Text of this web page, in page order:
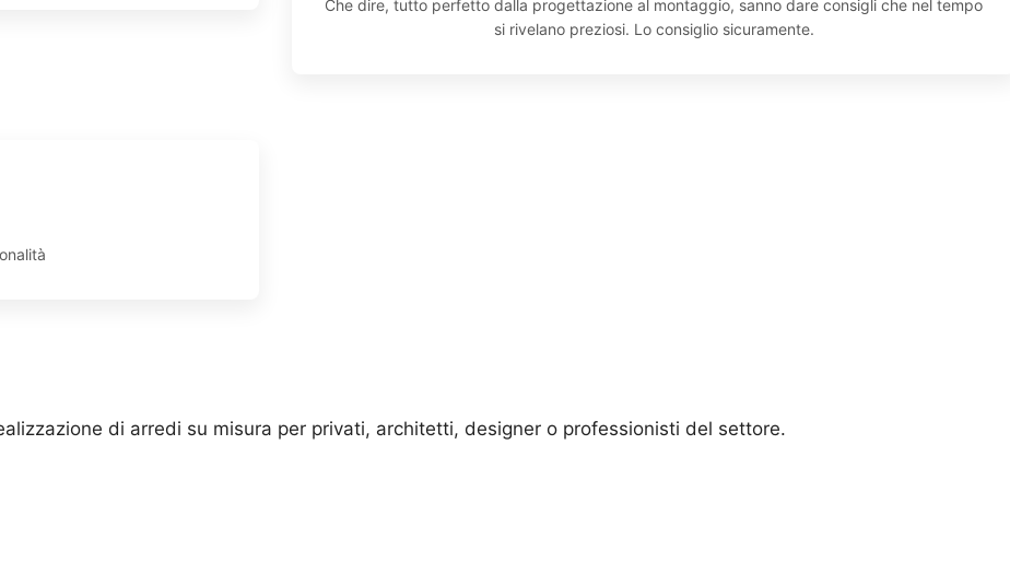
Che dire, tutto perfetto dalla progettazione al montaggio, sanno dare consigli che nel tempo
si rivelano preziosi. Lo consiglio sicuramente.
di arredi su misura per privati, architetti, designer o professionisti del settore.